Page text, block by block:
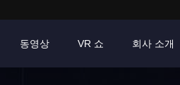
동영상 VR 쇼 회사 소개